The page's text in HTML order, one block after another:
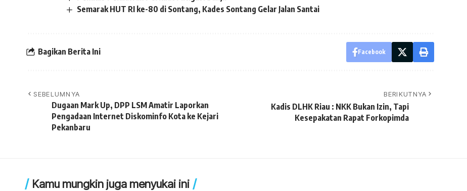
Semarak HUT RI ke-80 di Sontang, Kades Sontang Gelar Jalan Santai
Bagikan Berita Ini Facebook
SEBELUMNYA
Dugaan Mark Up, DPP LSM Amatir Laporkan
Pengadaan Internet Diskominfo Kota ke Kejari
Pekanbaru
BERIKUTNYA
Kadis DLHK Riau : NKK Bukan Izin, Tapi
Kesepakatan Rapat Forkopimda
Kamu mungkin juga menyukai ini